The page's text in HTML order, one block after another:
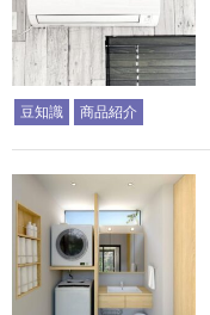
豆知識 商品紹介